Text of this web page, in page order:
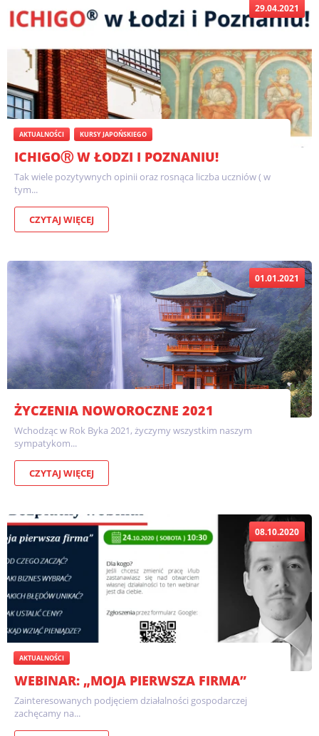
29.04.2021
AKTUALNOŚCI KURSY JAPOŃSKIEGO
ICHIGOⓇ W ŁODZI I POZNANIU!
Tak wiele pozytywnych opinii oraz rosnąca liczba uczniów ( w
tym...
CZYTAJ WIĘCEJ
01.01.2021
ŻYCZENIA NOWOROCZNE 2021
Wchodząc w Rok Byka 2021, życzymy wszystkim naszym
sympatykom...
CZYTAJ WIĘCEJ
08.10.2020
AKTUALNOŚCI
WEBINAR: „MOJA PIERWSZA FIRMA”
Zainteresowanych podjęciem działalności gospodarczej
zachęcamy na...